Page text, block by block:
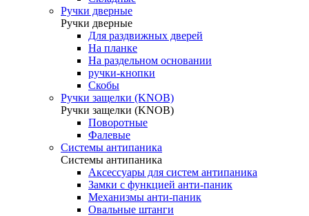
Ручки дверные
Ручки дверные
Для раздвижных дверей
На планке
На раздельном основании
ручки-кнопки
Скобы
Ручки защелки (KNOB)
Ручки защелки (KNOB)
Поворотные
Фалевые
Системы антипаника
Системы антипаника
Аксессуары для систем антипаника
Замки с функцией анти-паник
Механизмы анти-паник
Овальные штанги